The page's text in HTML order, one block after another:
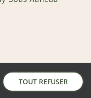
TOUT REFUSER